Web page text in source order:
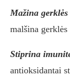
Mažina gerklės
malšina
Stiprina
antioksidantai